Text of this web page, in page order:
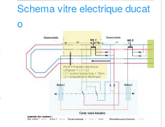
Schema vitre electrique ducat
o